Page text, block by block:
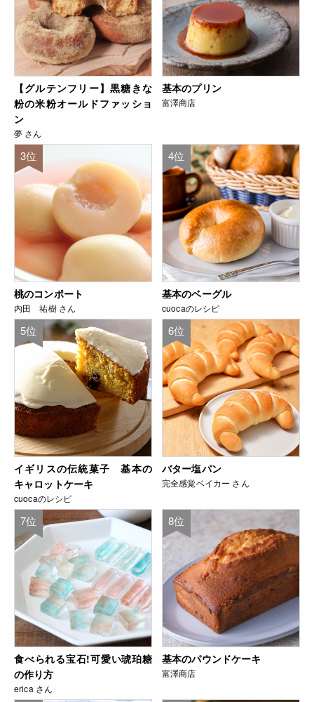
【グルテンフリー】黒糖きな
粉の米粉オールドファッショ
ン
夢 さん
基本のプリン
富澤商店
3位
桃のコンポート
内田 祐樹 さん
4位
基本のベーグル
cuocaのレシピ
5位
イギリスの伝統菓子 基本の
キャロットケーキ
cuocaのレシピ
6位
バター塩パン
完全感覚ベイカー さん
7位
食べられる宝石!可愛い琥珀糖
の作り方
erica さん
8位
基本のパウンドケーキ
富澤商店